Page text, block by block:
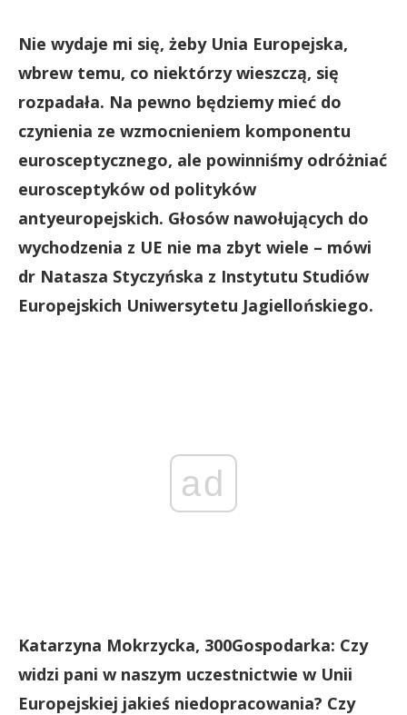
Nie wydaje mi się, żeby Unia Europejska,
wbrew temu, co niektórzy wieszczą, się
rozpadała. Na pewno będziemy mieć do
czynienia ze wzmocnieniem komponentu
eurosceptycznego, ale powinniśmy odróżniać
eurosceptyków od polityków
antyeuropejskich. Głosów nawołujących do
wychodzenia z UE nie ma zbyt wiele – mówi
dr Natasza Styczyńska z Instytutu Studiów
Europejskich Uniwersytetu Jagiellońskiego.
ad
Katarzyna Mokrzycka, 300Gospodarka: Czy
widzi pani w naszym uczestnictwie w Unii
Europejskiej jakieś niedopracowania? Czy